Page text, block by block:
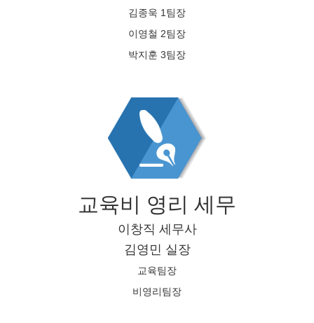
김종욱 1팀장
이영철 2팀장
박지훈 3팀장
교육비 영리 세무
이창직 세무사
김영민 실장
교육팀장
비영리팀장